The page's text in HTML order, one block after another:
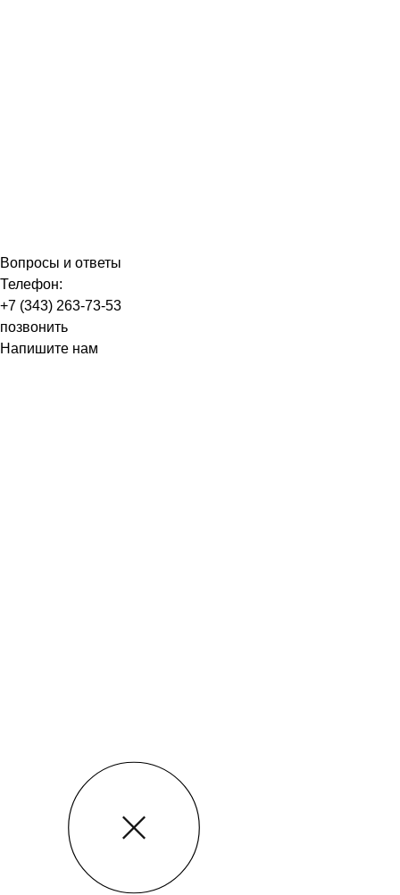
Вопросы и ответы
Телефон:
+7 (343) 263-73-53
позвонить
Напишите нам